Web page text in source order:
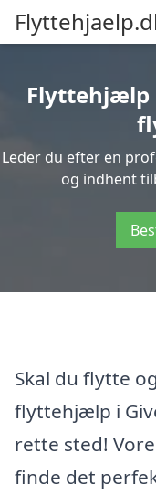
Flyttehjælp
Leder du efter en
og indhent
Skal du flytte
flyttehjælp i
rette sted!
finde det